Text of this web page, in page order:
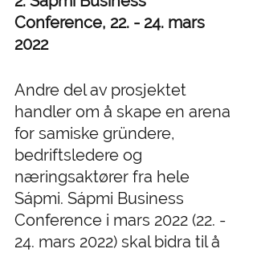
Conference, 22. - 24. mars
2022
Andre del av prosjektet
handler om å skape en arena
for samiske gründere,
bedriftsledere og
næringsaktører fra hele
Sápmi. Sápmi Business
Conference i mars 2022 (22. -
24. mars 2022) skal bidra til å